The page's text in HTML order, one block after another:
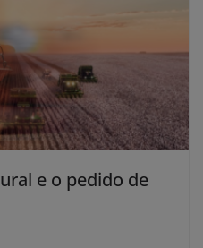
e o pedido de